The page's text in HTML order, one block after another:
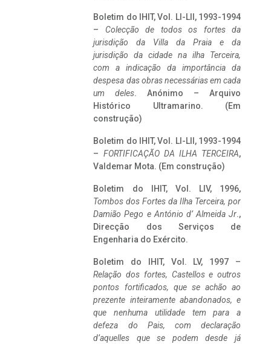
Boletim do IHIT, Vol. LI-LII, 1993-1994
– Colecção de todos os fortes da
jurisdição da Villa da Praia e da
jurisdição da cidade na ilha Terceira,
com a indicação da importância da
despesa das obras necessárias em cada
um deles. Anónimo – Arquivo
Histórico Ultramarino. (Em
construção)
Boletim do IHIT, Vol. LI-LII, 1993-1994
– FORTIFICAÇÃO DA ILHA TERCEIRA,
Valdemar Mota. (Em construção)
Boletim do IHIT, Vol. LIV, 1996,
Tombos dos Fortes da Ilha Terceira, por
Damião Pego e António d’ Almeida Jr.,
Direcção dos Serviços de
Engenharia do Exército.
Boletim do IHIT, Vol. LV, 1997 –
Relação dos fortes, Castellos e outros
pontos fortificados, que se achão ao
prezente inteiramente abandonados, e
que nenhuma utilidade tem para a
defeza do Pais, com declaração
d’aquelles que se podem desde já